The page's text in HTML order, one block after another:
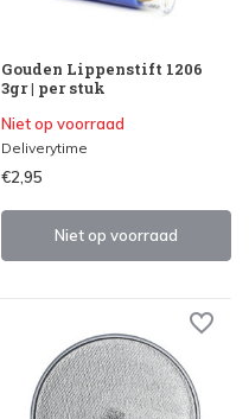
Gouden Lippenstift 1206
3gr | per stuk
Niet op voorraad
Deliverytime
€2,95
Niet op voorraad